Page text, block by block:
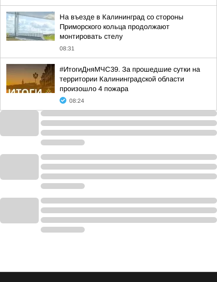
На въезде в Калининград со стороны
Приморского кольца продолжают
монтировать стелу
08:31
#ИтогиДняМЧС39. За прошедшие сутки на
территории Калининградской области
произошло 4 пожара
08:24